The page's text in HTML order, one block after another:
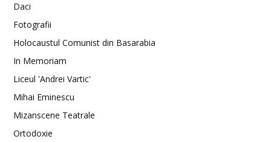
Daci
Fotografii
Holocaustul Comunist din Basarabia
In Memoriam
Liceul 'Andrei Vartic'
Mihai Eminescu
Mizanscene Teatrale
Ortodoxie